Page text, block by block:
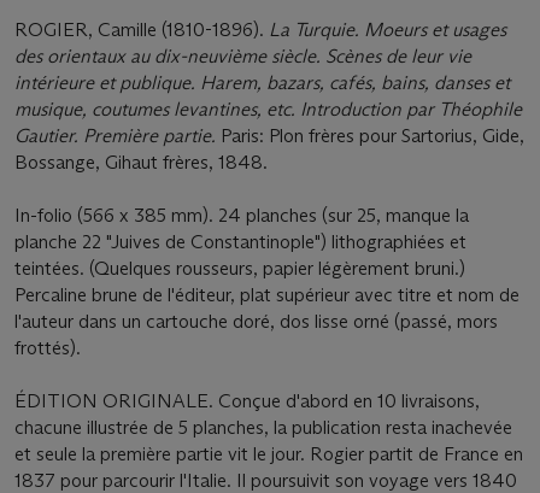
ROGIER, Camille (1810-1896). La Turquie. Moeurs et usages
des orientaux au dix-neuvième siècle. Scènes de leur vie
intérieure et publique. Harem, bazars, cafés, bains, danses et
musique, coutumes levantines, etc. Introduction par Théophile
Gautier. Première partie. Paris: Plon frères pour Sartorius, Gide,
Bossange, Gihaut frères, 1848.
In-folio (566 x 385 mm). 24 planches (sur 25, manque la
planche 22 "Juives de Constantinople") lithographiées et
teintées. (Quelques rousseurs, papier légèrement bruni.)
Percaline brune de l'éditeur, plat supérieur avec titre et nom de
l'auteur dans un cartouche doré, dos lisse orné (passé, mors
frottés).
ÉDITION ORIGINALE. Conçue d'abord en 10 livraisons,
chacune illustrée de 5 planches, la publication resta inachevée
et seule la première partie vit le jour. Rogier partit de France en
1837 pour parcourir l'Italie. Il poursuivit son voyage vers 1840